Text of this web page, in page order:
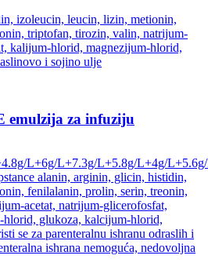
izoleucin, leucin, lizin, metionin,
triptofan, tirozin, valin, natrijum-
kalijum-hlorid, magnezijum-hlorid,
i sojino ulje
emulzija za infuziju
L+6g/L+7.3g/L+5.8g/L+4g/
alanin, arginin, glicin, histidin,
fenilalanin, prolin, serin, treonin,
acetat, natrijum-glicerofosfat,
glukoza, kalcijum-hlorid,
se za parenteralnu ishranu odraslih i
ishrana nemoguća, nedovoljna